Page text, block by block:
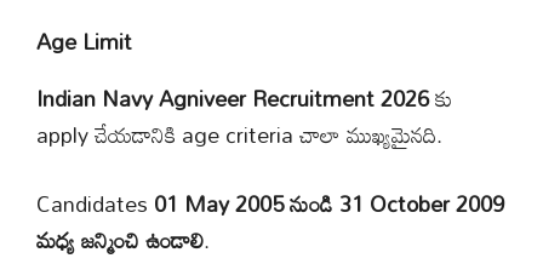
Age Limit
Indian Navy Agniveer Recruitment 2026కు
apply చేయడానికి age criteria చాలా ముఖ్యమైనది.
Candidates01 May 2005 నుండి 31 October 2009
మధ్య జన్మించి ఉండాలి.